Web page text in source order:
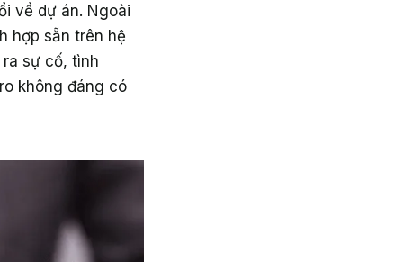
về dự án. Ngoài
hợp sẵn trên hệ
sự cố, tình
không đáng có